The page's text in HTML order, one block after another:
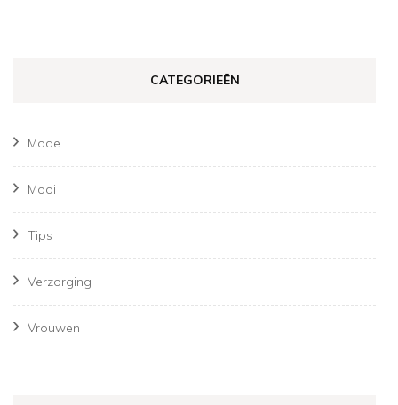
CATEGORIEËN
Mode
Mooi
Tips
Verzorging
Vrouwen